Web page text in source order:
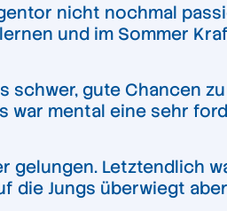
nicht nochmal
und im Sommer
schwer, gute Chancen
war mental eine sehr
gelungen. Letztendlich
die Jungs überwiegt